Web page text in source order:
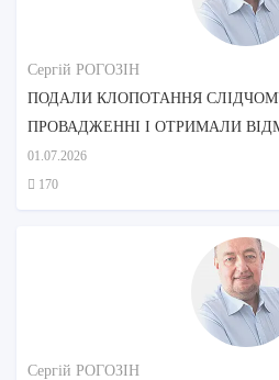
Сергій РОГОЗІН
ПОДАЛИ КЛОПОТАННЯ
ПРОВАДЖЕННІ І ОТРИМАЛИ
01.07.2026
170
Сергій РОГОЗІН